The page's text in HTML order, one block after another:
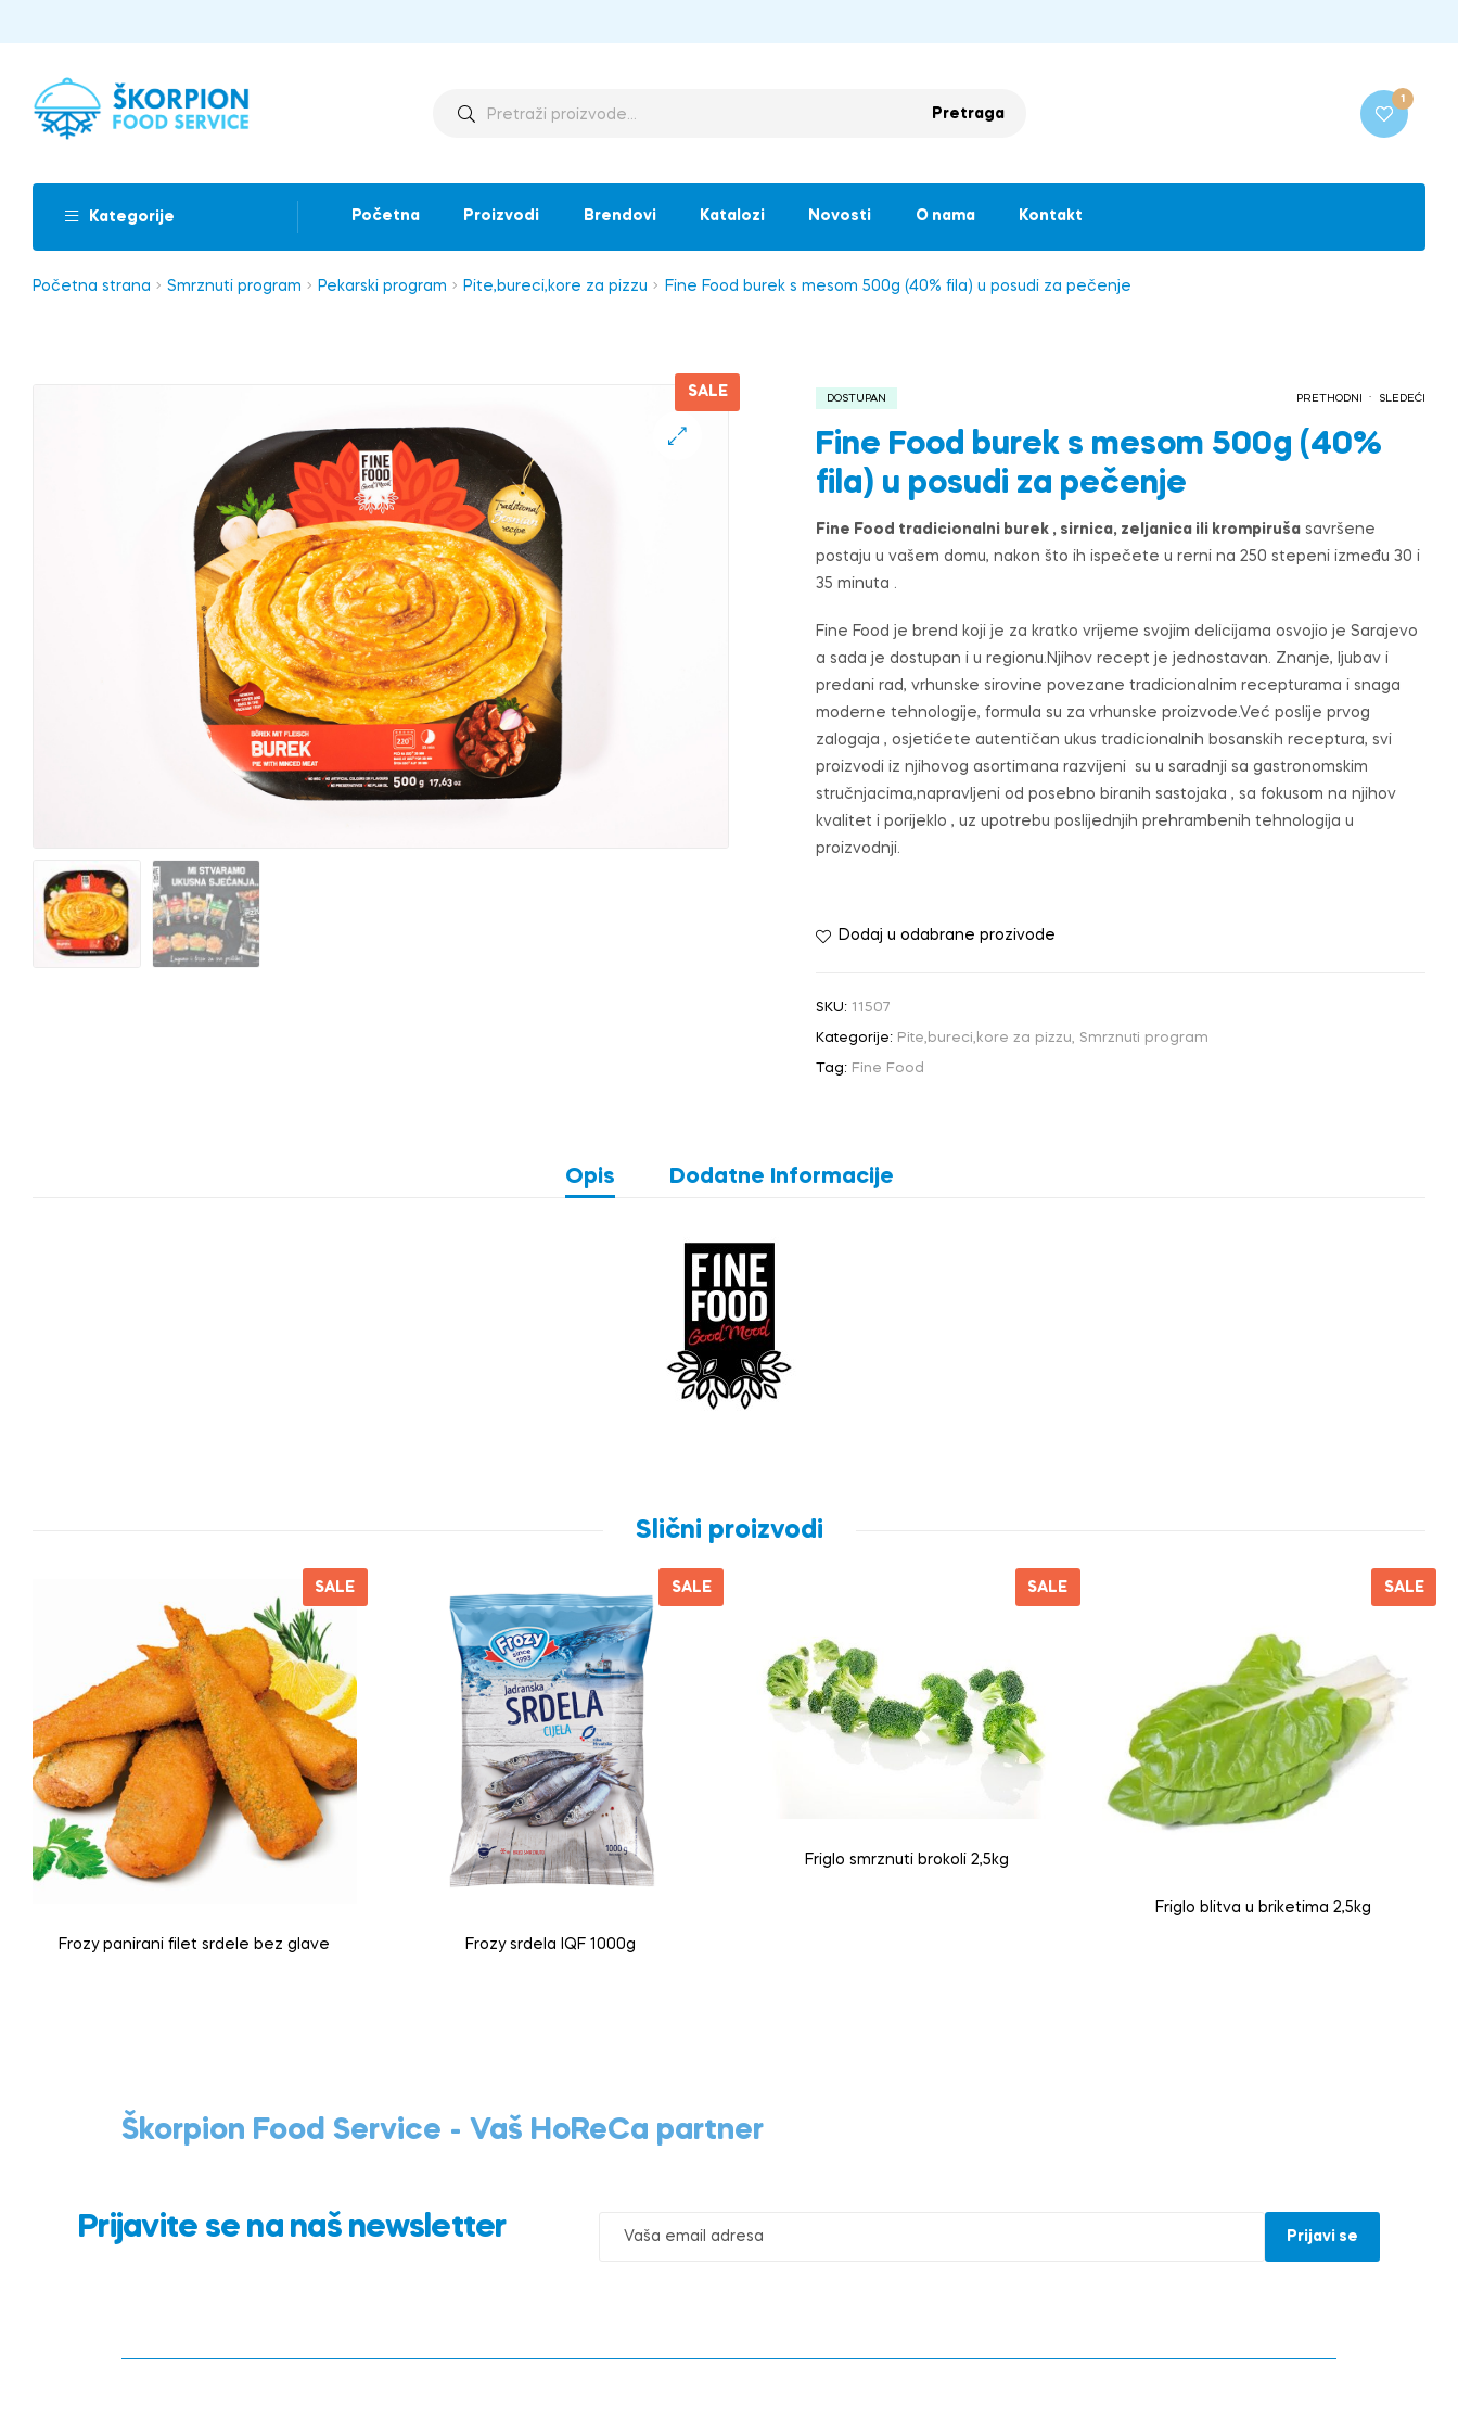
Pretraga
1
Kategorije Početna Proizvodi Brendovi Katalozi Novosti O nama Kontakt
Početna strana Smrznuti program Pekarski program Pite,bureci,kore za pizzu Fine Food burek s mesom 500g (40% fila) u posudi za pečenje
SALE PRETHODNI SLEDEĆI
DOSTUPAN
Fine Food burek s mesom 500g (40%
fila) u posudi za pečenje
Fine Food tradicionalni burek , sirnica, zeljanica ili krompiruša savršene
postaju u vašem domu, nakon što ih ispečete u rerni na 250 stepeni između 30 i
35 minuta .
Fine Food je brend koji je za kratko vrijeme svojim delicijama osvojio je Sarajevo
a sada je dostupan i u regionu.Njihov recept je jednostavan. Znanje, ljubav i
predani rad, vrhunske sirovine povezane tradicionalnim recepturama i snaga
moderne tehnologije, formula su za vrhunske proizvode.Već poslije prvog
zalogaja , osjetićete autentičan ukus tradicionalnih bosanskih receptura, svi
proizvodi iz njihovog asortimana razvijeni su u saradnji sa gastronomskim
stručnjacima,napravljeni od posebno biranih sastojaka , sa fokusom na njihov
kvalitet i porijeklo , uz upotrebu poslijednjih prehrambenih tehnologija u
proizvodnji.
Dodaj u odabrane prozivode
SKU: 11507
Kategorije: Pite,bureci,kore za pizzu, Smrznuti program
Tag: Fine Food
Opis Dodatne Informacije
Slični proizvodi
SALE
Frozy panirani filet srdele bez glave
SALE
Frozy srdela IQF 1000g
SALE
Friglo smrznuti brokoli 2,5kg
SALE
Friglo blitva u briketima 2,5kg
Škorpion Food Service - Vaš HoReCa partner
Prijavite se na naš newsletter